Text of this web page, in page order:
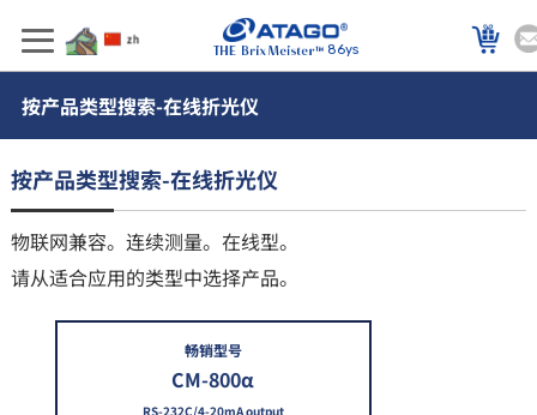
86ys
按产品类型搜索-在线折光仪
按产品类型搜索-在线折光仪
物联网兼容。连续测量。在线型。
请从适合应用的类型中选择产品。
畅销型号
CM-800α
RS-232C/4-20mA output